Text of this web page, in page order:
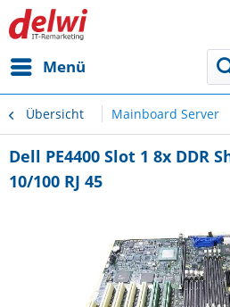
Menü
Übersicht Mainboard Server
Dell PE4400 Slot 1 8x DDR
10/100 RJ 45